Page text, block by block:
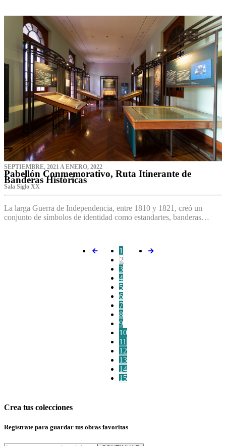
SEPTIEMBRE, 2021 A ENERO, 2022
Pabellón Conmemorativo, Ruta Itinerante de
Banderas Históricas
Sala Siglo XX
La larga Guerra de Independencia, entre 1810 y 1821, creó un
conjunto de símbolos de identidad como estandartes, banderas…
1
2
3
4
5
6
7
8
9
10
11
12
13
14
15
Crea tus colecciones
Regístrate para guardar tus obras favoritas